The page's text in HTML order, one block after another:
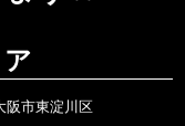
阪市東淀川区